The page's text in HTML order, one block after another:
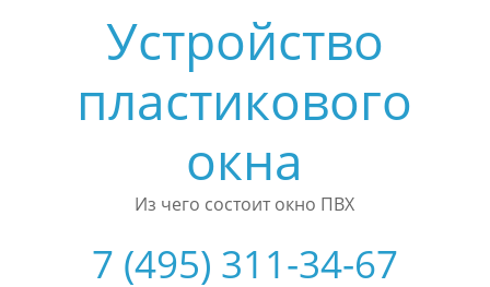
Устройство
пластикового
окна
Из чего состоит окно ПВХ
7 (495) 311-34-67